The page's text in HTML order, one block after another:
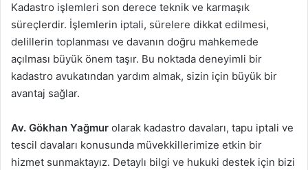
Kadastro işlemleri son derece teknik ve karmaşık
süreçlerdir. İşlemlerin iptali, sürelere dikkat edilmesi,
delillerin toplanması ve davanın doğru mahkemede
açılması büyük önem taşır. Bu noktada deneyimli bir
kadastro avukatından yardım almak, sizin için büyük bir
avantaj sağlar.
Av. Gökhan Yağmur olarak kadastro davaları, tapu iptali ve
tescil davaları konusunda müvekkillerimize etkin bir
hizmet sunmaktayız. Detaylı bilgi ve hukuki destek için bizi